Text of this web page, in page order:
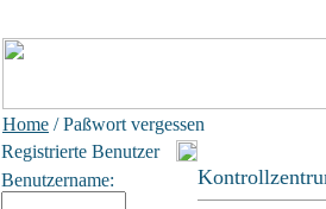
Home / Paßwort vergessen
Registrierte Benutzer
Benutzername: